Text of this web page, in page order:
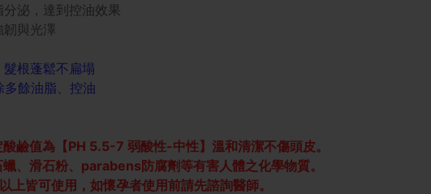
泌，達到控油效果
與光澤
根蓬鬆不扁塌
餘油脂、控油
鹼值為【PH 5.5-7 弱酸性-中性】溫和清潔不傷頭皮。
、滑石粉、parabens防腐劑等有害人體之化學物質。
皆可使用，如懷孕者使用前請先諮詢醫師。